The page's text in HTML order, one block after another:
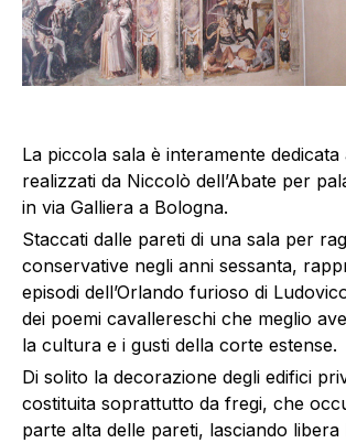
La piccola sala è interamente
realizzati da Niccolò dell’Abate per
in via Galliera a Bologna.
Staccati dalle pareti di una sala per
conservative negli anni sessanta,
episodi dell’Orlando furioso di
dei poemi cavallereschi che meglio
la cultura e i gusti della corte estense.
Di solito la decorazione degli edifici
costituita soprattutto da fregi, che
parte alta delle pareti, lasciando libera